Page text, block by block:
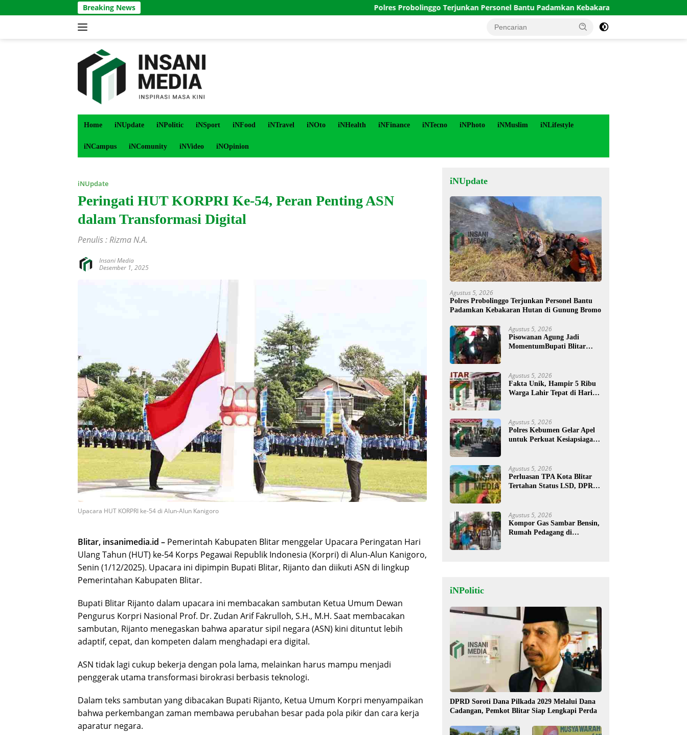
ke
Breaking News Polres Probolinggo Terjunkan Personel Bantu Padamkan Kebakaran Hutan di Gunung Bromo
Home iNUpdate iNPolitic iNSport iNFood iNTravel iNOto iNHealth iNFinance iNTecno iNPhoto iNMuslim iNLifestyle
iNCampus iNComunity iNVideo iNOpinion
iNUpdate
Peringati HUT KORPRI Ke-54, Peran Penting ASN
dalam Transformasi Digital
Penulis : Rizma N.A.
Insani Media
Desember 1, 2025
Upacara HUT KORPRI ke-54 di Alun-Alun Kanigoro
Blitar, insanimedia.id – Pemerintah Kabupaten Blitar menggelar Upacara Peringatan Hari
Ulang Tahun (HUT) ke-54 Korps Pegawai Republik Indonesia (Korpri) di Alun-Alun Kanigoro,
Senin (1/12/2025). Upacara ini dipimpin Bupati Blitar, Rijanto dan diikuti ASN di lingkup
Pemerintahan Kabupaten Blitar.
Bupati Blitar Rijanto dalam upacara ini membacakan sambutan Ketua Umum Dewan
Pengurus Korpri Nasional Prof. Dr. Zudan Arif Fakrulloh, S.H., M.H. Saat membacakan
sambutan, Rijanto menegaskan bahwa aparatur sipil negara (ASN) kini dituntut lebih
adaptif, cepat, dan kompeten dalam menghadapi era digital.
ASN tidak lagi cukup bekerja dengan pola lama, melainkan harus mampu menjadi
penggerak utama transformasi birokrasi berbasis teknologi.
Dalam teks sambutan yang dibacakan Bupati Rijanto, Ketua Umum Korpri menyampaikan
bahwa perkembangan zaman membawa perubahan besar pada pola pikir dan cara kerja
aparatur negara.
iNUpdate
Agustus 5, 2026
Polres Probolinggo Terjunkan Personel Bantu
Padamkan Kebakaran Hutan di Gunung Bromo
Agustus 5, 2026
Pisowanan Agung Jadi
MomentumBupati Blitar
Kesejahteraan Warga
Agustus 5, 2026
Fakta Unik, Hampir 5 Ribu
Warga Lahir Tepat di Hari
Agustus 5, 2026
Polres Kebumen Gelar Apel
untuk Perkuat Kesiapsiagaan
Agustus 5, 2026
Perluasan TPA Kota Blitar
Tertahan Status LSD, DPRD
Agustus 5, 2026
Kompor Gas Sambar Bensin,
Rumah Pedagang di
iNPolitic
DPRD Soroti Dana Pilkada 2029 Melalui Dana
Cadangan, Pemkot Blitar Siap Lengkapi Perda